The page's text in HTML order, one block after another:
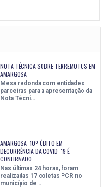
NOTA TÉCNICA SOBRE TERREMOTOS EM
AMARGOSA
Mesa redonda com entidades
parceiras para a apresentação da
Nota Técni…
AMARGOSA: 10º ÓBITO EM
DECORRÊNCIA DA COVID- 19 É
CONFIRMADO
Nas últimas 24 horas, foram
realizadas 17 coletas PCR no
município de …